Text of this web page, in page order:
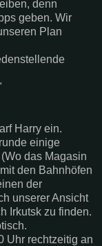
denn
geben. Wir
Plan
Harry ein.
einige
das Magasin
den Bahnhöfen
der
unserer Ansicht
Irkutsk zu finden.
Uhr rechtzeitig an